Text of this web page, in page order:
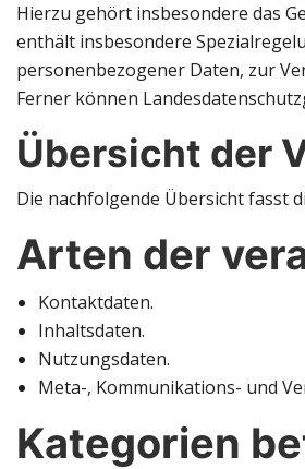
Hierzu gehört insbesondere das
enthält insbesondere
personenbezogener Daten, zur
Ferner können
Übersicht der
Die nachfolgende Übersicht fasst
Arten der
Kontaktdaten.
Inhaltsdaten.
Nutzungsdaten.
Meta-, Kommunikations- und
Kategorien